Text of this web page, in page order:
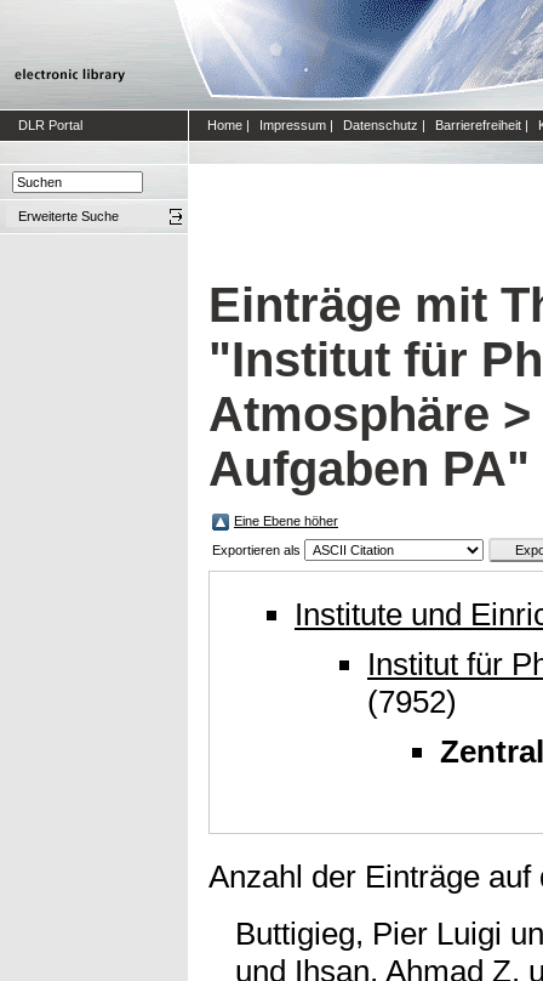
DLR Portal Home | Impressum | Datenschutz | Barrierefreiheit |
Erweiterte Suche
Einträge mit
"Institut für
Atmosphäre
Aufgaben PA"
Eine Ebene höher
Exportieren als
Institute und
Institut für
(7952)
Anzahl der Einträge
Buttigieg, Pier Luigi
und Ihsan, Ahmad Z.